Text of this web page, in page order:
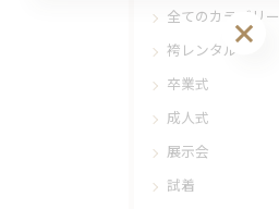
全てのカテゴリー
袴レンタル
卒業式
成人式
展示会
試着